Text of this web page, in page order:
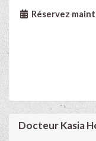
Réservez
Docteur Kasia